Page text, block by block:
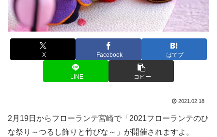
X Facebook はてブ
LINE コピー
2021.02.18
2月19日からフローランテ宮崎で「2021フローランテのひ
な祭り～つるし飾りと竹びな～」が開催されますよ。